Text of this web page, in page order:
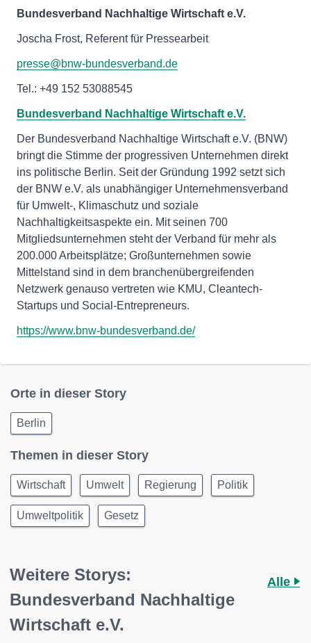
Bundesverband Nachhaltige Wirtschaft e.V.
Joscha Frost, Referent für Pressearbeit
presse@bnw-bundesverband.de
Tel.: +49 152 53088545
Bundesverband Nachhaltige Wirtschaft e.V.
Der Bundesverband Nachhaltige Wirtschaft e.V. (BNW)
bringt die Stimme der progressiven Unternehmen direkt
ins politische Berlin. Seit der Gründung 1992 setzt sich
der BNW e.V. als unabhängiger Unternehmensverband
für Umwelt-, Klimaschutz und soziale
Nachhaltigkeitsaspekte ein. Mit seinen 700
Mitgliedsunternehmen steht der Verband für mehr als
200.000 Arbeitsplätze; Großunternehmen sowie
Mittelstand sind in dem branchenübergreifenden
Netzwerk genauso vertreten wie KMU, Cleantech-
Startups und Social-Entrepreneurs.
https://www.bnw-bundesverband.de/
Orte in dieser Story
Berlin
Themen in dieser Story
Wirtschaft Umwelt Regierung Politik
Umweltpolitik Gesetz
Weitere Storys:
Bundesverband Nachhaltige
Wirtschaft e.V.
Alle